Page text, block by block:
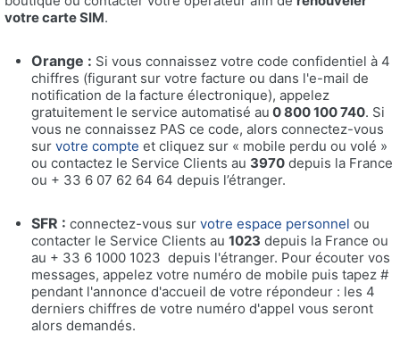
votre carte SIM.
Orange : Si vous connaissez votre code confidentiel à 4
chiffres (figurant sur votre facture ou dans l'e-mail de
notification de la facture électronique), appelez
gratuitement le service automatisé au 0 800 100 740. Si
vous ne connaissez PAS ce code, alors connectez-vous
sur votre compte et cliquez sur « mobile perdu ou volé »
ou contactez le Service Clients au 3970 depuis la France
ou + 33 6 07 62 64 64 depuis l’étranger.
SFR : connectez-vous sur votre espace personnel ou
contacter le Service Clients au 1023 depuis la France ou
au + 33 6 1000 1023 depuis l'étranger. Pour écouter vos
messages, appelez votre numéro de mobile puis tapez #
pendant l'annonce d'accueil de votre répondeur : les 4
derniers chiffres de votre numéro d'appel vous seront
alors demandés.